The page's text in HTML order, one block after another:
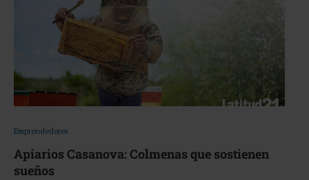
Emprendedores
Apiarios Casanova: Colmenas que sostienen
sueños